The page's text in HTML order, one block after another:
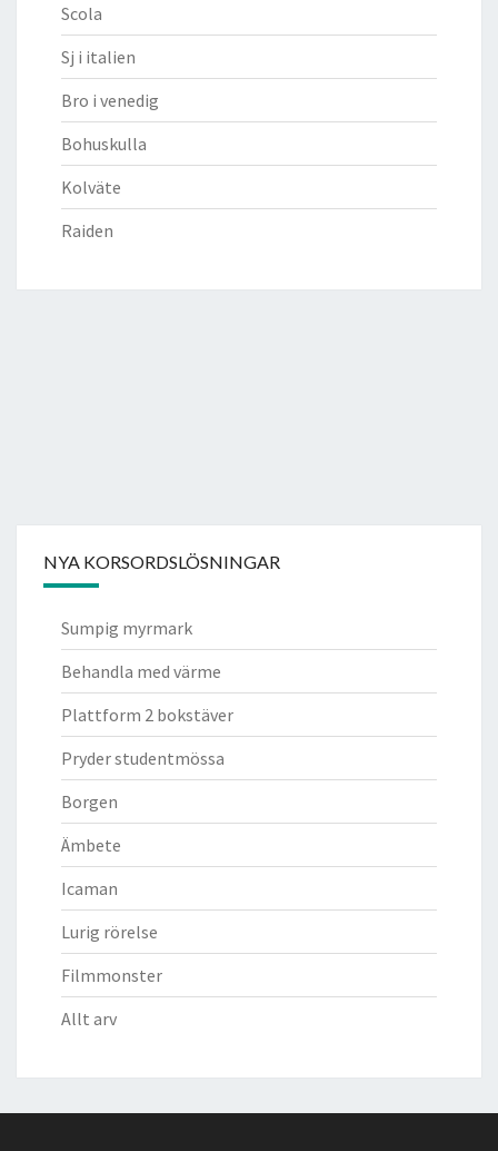
Scola
Sj i italien
Bro i venedig
Bohuskulla
Kolväte
Raiden
NYA KORSORDSLÖSNINGAR
Sumpig myrmark
Behandla med värme
Plattform 2 bokstäver
Pryder studentmössa
Borgen
Ämbete
Icaman
Lurig rörelse
Filmmonster
Allt arv